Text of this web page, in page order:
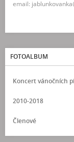
email:
FOTOALBUM
Koncert vánočních
2010-2018
Členové